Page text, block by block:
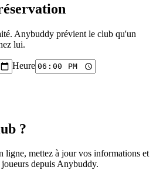
Anybuddy prévient le club qu'un
lui.
Heure
?
ligne, mettez à jour vos informations et
joueurs depuis Anybuddy.